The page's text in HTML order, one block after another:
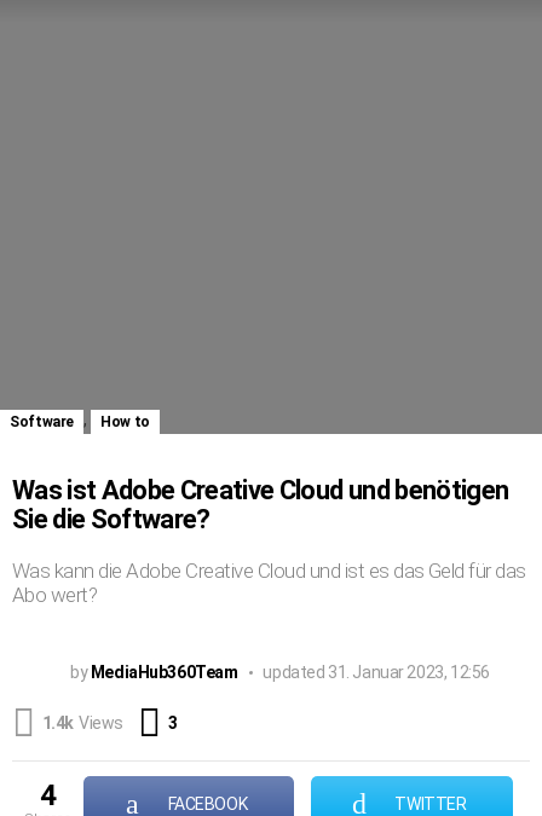
Software , How to
Was ist Adobe Creative Cloud und benötigen
Sie die Software?
Was kann die Adobe Creative Cloud und ist es das Geld für das
Abo wert?
by MediaHub360Team updated 31. Januar 2023, 12:56
1.4k Views 3
4 FACEBOOK TWITTER